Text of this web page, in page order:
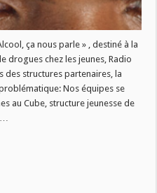
ça nous parle » , destiné à la
drogues chez les jeunes, Radio
des structures partenaires, la
Nos équipes se
au Cube, structure jeunesse de